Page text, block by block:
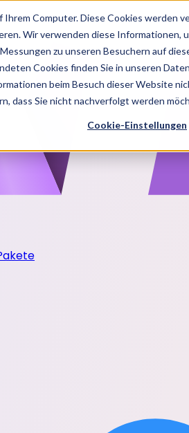
Computer. Diese Cookies werden
Wir verwenden diese Informationen,
zu unseren Besuchern auf
Cookies finden Sie in unseren
beim Besuch dieser Website
dass Sie nicht nachverfolgt werden
Cookie-Einstellungen